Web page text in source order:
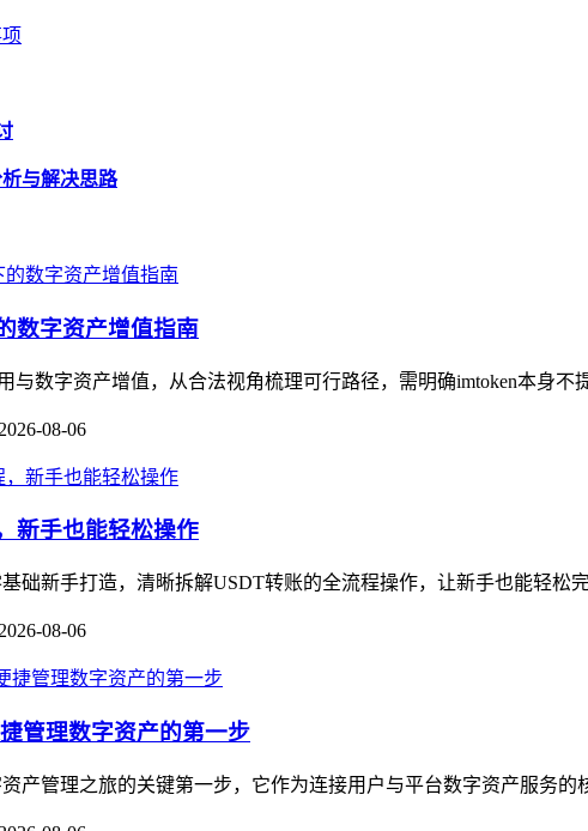
与解决思路
数字资产增值指南
与数字资产增值，从合法视角梳理可行路径，需明确imtoken本身
2026-08-06
新手也能轻松操作
础新手打造，清晰拆解USDT转账的全流程操作，让新手也能轻松
2026-08-06
管理数字资产的第一步
产管理之旅的关键第一步，它作为连接用户与平台数字资产服务